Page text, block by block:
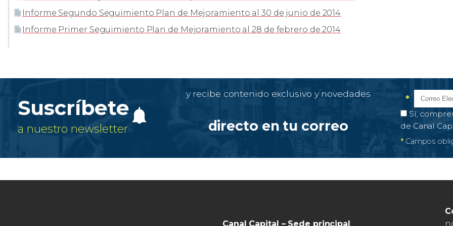
Informe Segundo Seguimiento Plan de Mejoramiento al 30 de junio de 2014
Informe Primer Seguimiento Plan de Mejoramiento al 28 de febrero de 2014
Suscríbete
a nuestro newsletter
y recibe contenido exclusivo y novedades
directo en tu correo
Correo
*
Campo
Autorización
Sí,
de Canal
*Campos
Canal Capital – Sede principal